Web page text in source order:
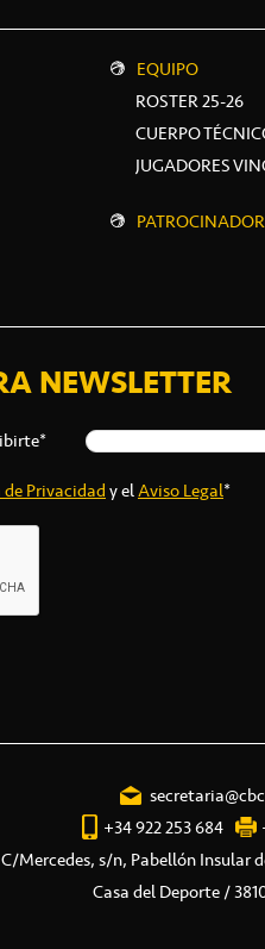
EQUIPO
ROSTER 25-26
CUERPO
JUGADORES
NEWSLETTER
Privacidady elAviso Legal*
+34 922 253 684
C/Mercedes, s/n, Pabellón Insular
Casa del Deporte /